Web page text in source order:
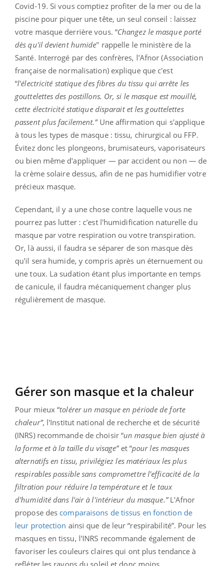
Covid-19. Si vous comptiez profiter de la mer ou de la
piscine pour piquer une tête, un seul conseil : laissez
votre masque derrière vous. “Changez le masque porté
dès qu'il devient humide" rappelle le ministère de la
Santé. Interrogé par des confrères, l'Afnor (Association
française de normalisation) explique que c'est
“l'électricité statique des fibres du tissu qui arrête les
gouttelettes des postillons. Or, si le masque est mouillé,
cette électricité statique disparait et les gouttelettes
passent plus facilement.”Une affirmation qui s'applique
à tous les types de masque : tissu, chirurgical ou FFP.
Évitez donc les plongeons, brumisateurs, vaporisateurs
ou bien même d'appliquer — par accident ou non — de
la crème solaire dessus, afin de ne pas humidifier votre
précieux masque.
Cependant, il y a une chose contre laquelle vous ne
pourrez pas lutter : c'est l'humidification naturelle du
masque par votre respiration ou votre transpiration.
Or, là aussi, il faudra se séparer de son masque dès
qu'il sera humide, y compris après un éternuement ou
une toux. La sudation étant plus importante en temps
de canicule, il faudra mécaniquement changer plus
régulièrement de masque.
Gérer son masque et la chaleur
Pour mieux “tolérer un masque en période de forte
chaleur”, l'Institut national de recherche et de sécurité
(INRS) recommande de choisir “un masque bien ajusté à
la forme et à la taille du visage”et “pour les masques
alternatifs en tissu, privilégiez les matériaux les plus
respirables possible sans compromettre l'efficacité de la
filtration pour réduire la température et le taux
d'humidité dans l'air à l'intérieur du masque.”L'Afnor
propose des comparaisons de tissus en fonction de
leur protection ainsi que de leur “respirabilité”. Pour les
masques en tissu, l'INRS recommande également de
favoriser les couleurs claires qui ont plus tendance à
refléter les rayons du soleil et donc moins